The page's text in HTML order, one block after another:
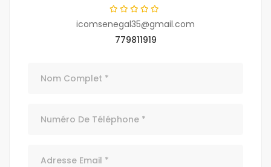
icomsenegal35@gmail.com
779811919